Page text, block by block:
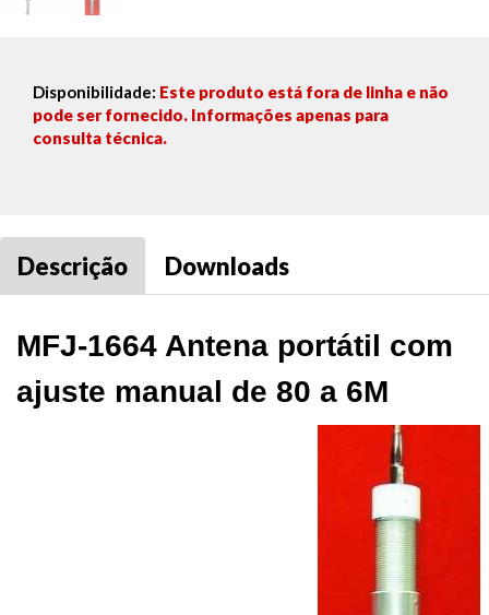
Disponibilidade: Este produto está fora de linha e não
pode ser fornecido. Informações apenas para
consulta técnica.
Descrição Downloads
MFJ-1664 Antena portátil com
ajuste manual de 80 a 6M